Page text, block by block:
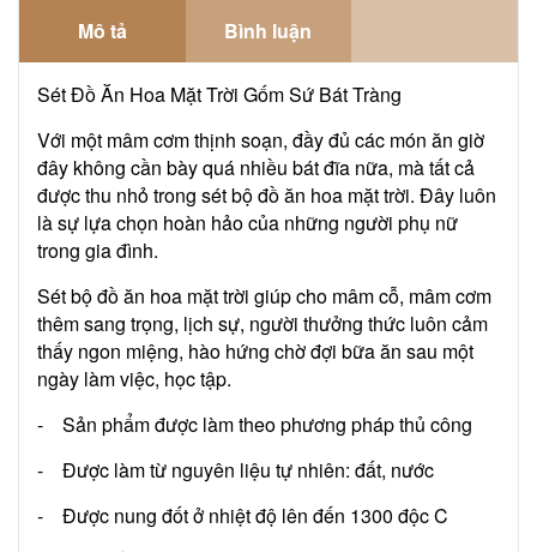
Mô tả Bình luận
Sét Đồ Ăn Hoa Mặt Trời Gốm Sứ Bát Tràng
Với một mâm cơm thịnh soạn, đầy đủ các món ăn giờ
đây không cần bày quá nhiều bát đĩa nữa, mà tất cả
được thu nhỏ trong sét bộ đồ ăn hoa mặt trời. Đây luôn
là sự lựa chọn hoàn hảo của những người phụ nữ
trong gia đình.
Sét bộ đồ ăn hoa mặt trời giúp cho mâm cỗ, mâm cơm
thêm sang trọng, lịch sự, người thưởng thức luôn cảm
thấy ngon miệng, hào hứng chờ đợi bữa ăn sau một
ngày làm việc, học tập.
- Sản phẩm được làm theo phương pháp thủ công
- Được làm từ nguyên liệu tự nhiên: đất, nước
- Được nung đốt ở nhiệt độ lên đến 1300 độc C